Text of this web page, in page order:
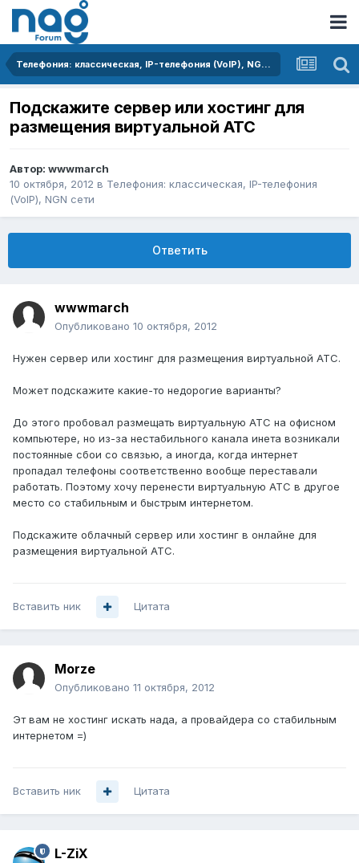
Телефония: классическая, IP-телефония (VoIP), NGN сети
Подскажите сервер или хостинг для
размещения виртуальной АТС
Автор: wwwmarch
10 октября, 2012 в Телефония: классическая, IP-телефония
(VoIP), NGN сети
Ответить
wwwmarch
Опубликовано 10 октября, 2012
Нужен сервер или хостинг для размещения виртуальной АТС.
Может подскажите какие-то недорогие варианты?
До этого пробовал размещать виртуальную АТС на офисном
компьютере, но из-за нестабильного канала инета возникали
постоянные сбои со связью, а иногда, когда интернет
пропадал телефоны соответственно вообще переставали
работать. Поэтому хочу перенести виртуальную АТС в другое
место со стабильным и быстрым интернетом.
Подскажите облачный сервер или хостинг в онлайне для
размещения виртуальной АТС.
Вставить ник Цитата
Morze
Опубликовано 11 октября, 2012
Эт вам не хостинг искать нада, а провайдера со стабильным
интернетом =)
Вставить ник Цитата
L-ZiX